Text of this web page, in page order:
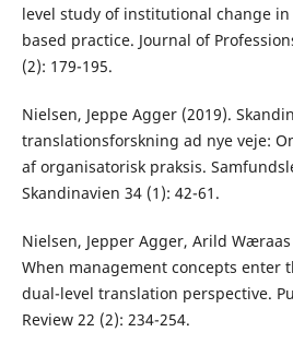
level study of institutional change in
based practice. Journal of
(2): 179-195.
Nielsen, Jeppe Agger (2019).
translationsforskning ad nye veje:
af organisatorisk praksis.
Skandinavien 34 (1): 42-61.
Nielsen, Jepper Agger, Arild
When management concepts enter
dual-level translation perspective.
Review 22 (2): 234-254.